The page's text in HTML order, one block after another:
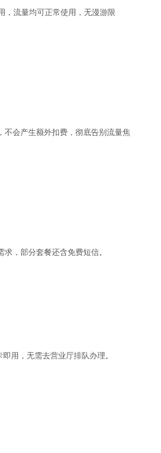
，流量均可正常使用，无漫游限
不会产生额外扣费，彻底告别流量焦
，部分套餐还含免费短信。
用，无需去营业厅排队办理。